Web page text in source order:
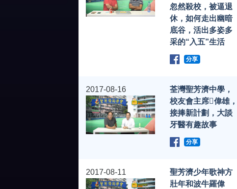
忽然殺校，被逼退
休，如何走出幽暗
底谷，活出多姿多
采的“入五”生活
分享
2017-08-16
荃灣聖芳濟中學，
校友會主席偉雄，
接捧新計劃，大談
牙醫有趣故事
分享
2017-08-11
聖芳濟少年歌神方
壯年和波牛羅偉